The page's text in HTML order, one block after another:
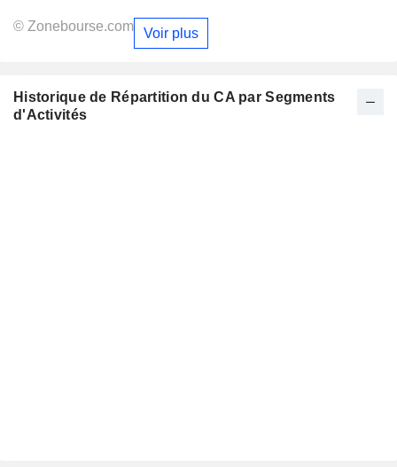
© Zonebourse.com Voir plus
Historique de Répartition du CA par Segments
d'Activités